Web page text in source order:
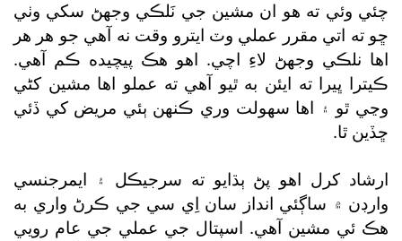
چئي وئي ته هو ان مشين جي نَلڪي وجهڻ سکي وٺي
ڇو ته اتي مقرر عملي وٽ ايترو وقت نه آهي جو هر هر
اها نلڪي وجهڻ لاءِ اچي. اهو هڪ پيچيده ڪم آهي.
ڪيترا ڀيرا ته ايئن به ٿيو آهي ته عملو اها مشين کڻي
وڃي ٿو ۽ اها سهولت وري ڪنهن ٻئي مريض کي ڏئي
ڇڏين ٿا.
ارشاد کرل اهو پڻ ٻڌايو ته سرجيڪل ۽ ايمرجنسي
وارڊن ۾ ساڳئي انداز سان اِي سي جي ڪرڻ واري به
هڪ ئي مشين آهي. اسپتال جي عملي جي عام رويي